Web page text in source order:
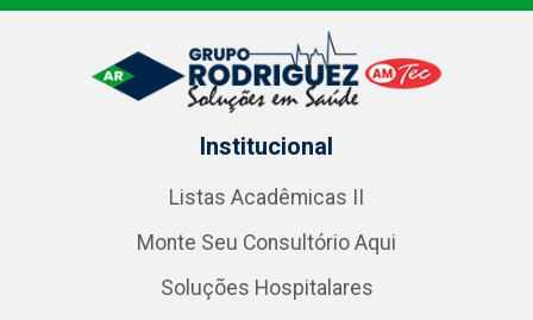
Institucional
Listas Acadêmicas II
Monte Seu Consultório Aqui
Soluções Hospitalares